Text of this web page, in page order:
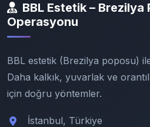
BBL Estetik – Brezilya
Operasyonu
BBL estetik (Brezilya poposu)
Daha kalkık, yuvarlak ve
için doğru yöntemler.
İstanbul, Türkiye